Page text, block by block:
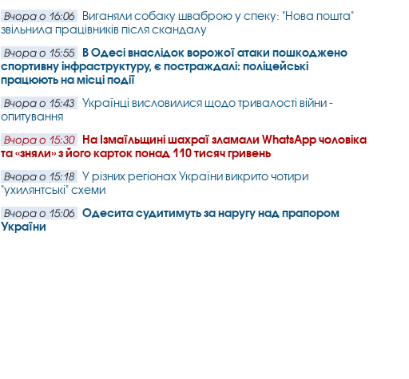
Вчора о 16:06
Виганяли собаку шваброю у спеку: "Нова пошта"
звільнила працівників після скандалу
Вчора о 15:55
В Одесі внаслідок ворожої атаки пошкоджено
спортивну інфраструктуру, є постраждалі: поліцейські
працюють на місці події
Вчора о 15:43
Українці висловилися щодо тривалості війни -
опитування
Вчора о 15:30
На Ізмаїльщині шахраї зламали WhatsApp чоловіка
та «зняли» з його карток понад 110 тисяч гривень
Вчора о 15:18
У різних регіонах України викрито чотири
"ухилянтські" схеми
Вчора о 15:06
Одесита судитимуть за наругу над прапором
України